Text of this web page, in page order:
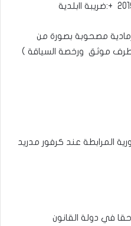
مصحوبة بصورة من
موثق ورخصة السياقة )
المرابطة عند كرفور مدريد
في دولة القانون